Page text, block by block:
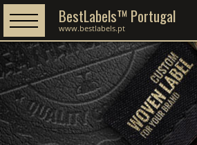
BestLabels™ Portugal
www.bestlabels.pt